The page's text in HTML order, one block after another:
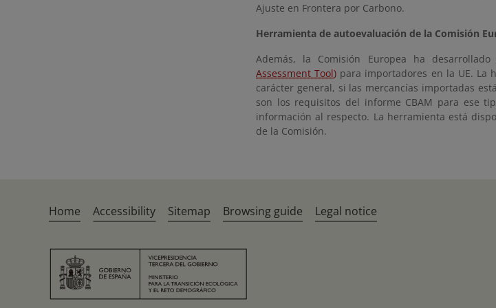
Ajuste en Frontera por Carbono.
Herramienta de autoevaluación de la Comisión
Además, la Comisión Europea ha
Assessment Tool) para importadores en la UE. La
carácter general, si las mercancías importadas
son los requisitos del informe CBAM para ese
información al respecto. La herramienta está
de la Comisión.
Home Accessibility Sitemap Browsing guide Legal notice